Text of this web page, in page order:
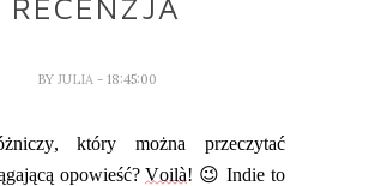
BY JULIA - 18:45:00
który można przeczytać
opowieść?Voilà! 😉 Indie to